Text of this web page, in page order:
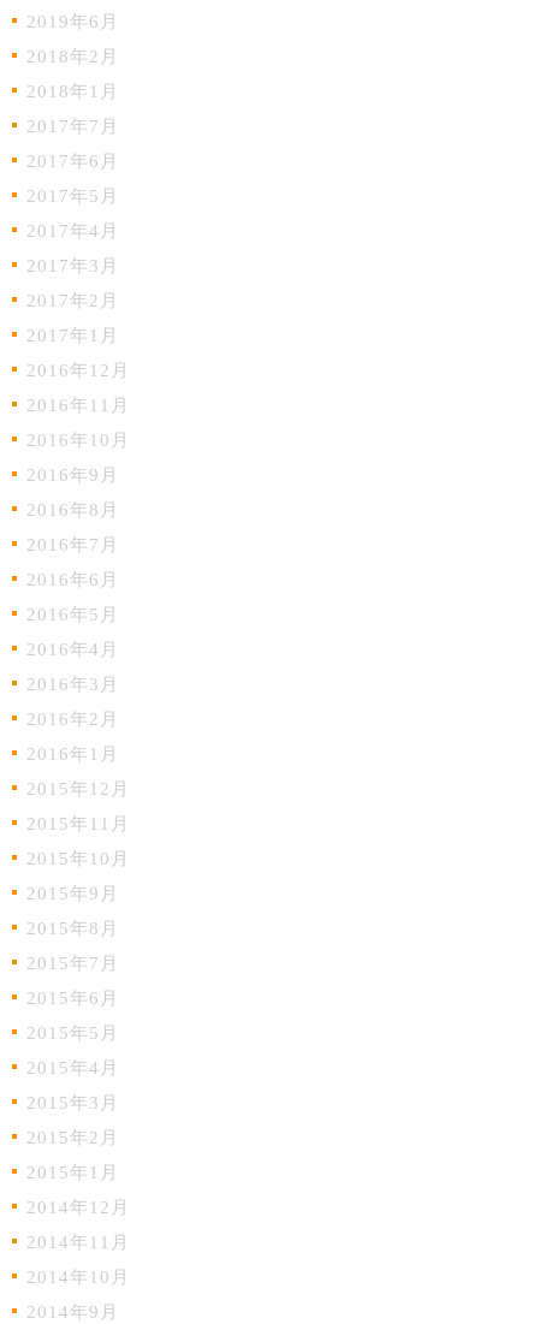
2019年6月
2018年2月
2018年1月
2017年7月
2017年6月
2017年5月
2017年4月
2017年3月
2017年2月
2017年1月
2016年12月
2016年11月
2016年10月
2016年9月
2016年8月
2016年7月
2016年6月
2016年5月
2016年4月
2016年3月
2016年2月
2016年1月
2015年12月
2015年11月
2015年10月
2015年9月
2015年8月
2015年7月
2015年6月
2015年5月
2015年4月
2015年3月
2015年2月
2015年1月
2014年12月
2014年11月
2014年10月
2014年9月